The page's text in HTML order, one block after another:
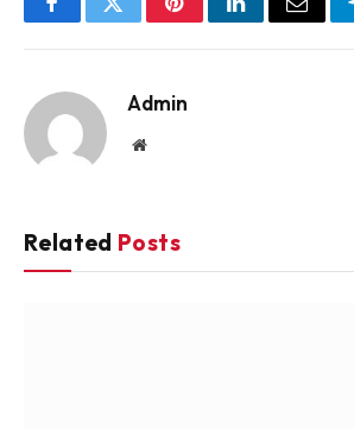
FacebookTwitterPinterestLinkedInEmail
Admin
Website
Related Posts